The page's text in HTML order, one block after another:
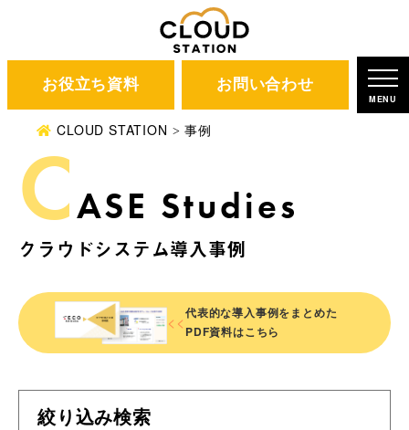
お役立ち資料 お問い合わせ
MENU
CLOUD STATION 事例
CASE Studies
クラウドシステム導入事例
<<代表的な導入事例をまとめた
PDF資料はこちら
絞り込み検索